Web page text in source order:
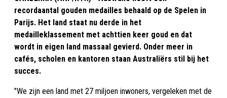
recordaantal gouden medailles behaald op de Spelen in
Parijs. Het land staat nu derde in het
medailleklassement met achttien keer goud en dat
wordt in eigen land massaal gevierd. Onder meer in
cafés, scholen en kantoren staan Australiërs stil bij het
succes.
"We zijn een land met 27 miljoen inwoners, vergeleken met de